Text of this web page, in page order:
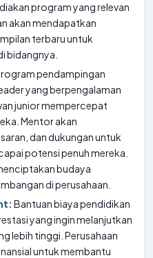
program yang relevan
akan mendapatkan
terbaru untuk
bidangnya.
pendampingan
yang berpengalaman
junior mempercepat
Mentor akan
dan dukungan untuk
potensi penuh mereka.
budaya
di perusahaan.
Bantuan biaya pendidikan
yang ingin melanjutkan
lebih tinggi. Perusahaan
untuk membantu